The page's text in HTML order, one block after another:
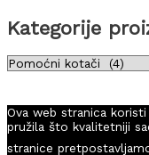
Kategorije
Ova web stranica
pružila što kvalitetniji
stranice